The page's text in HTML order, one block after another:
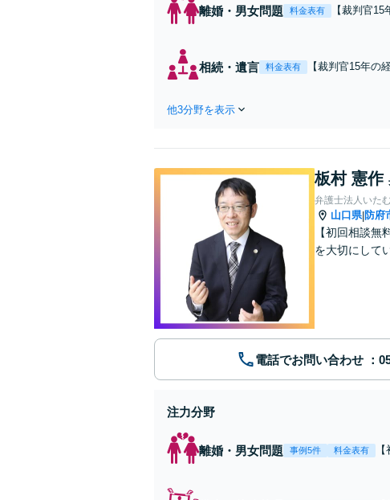
離婚・男女問題 料金表有
【裁判官
相続・遺言 料金表有
【裁判官15年
他3分野を表示
板村 憲作
弁護士法人いた
山口県|防府
【初回相談
を大切にして
電話でお問い合わせ
注力分野
離婚・男女問題 事例5件 料金表有